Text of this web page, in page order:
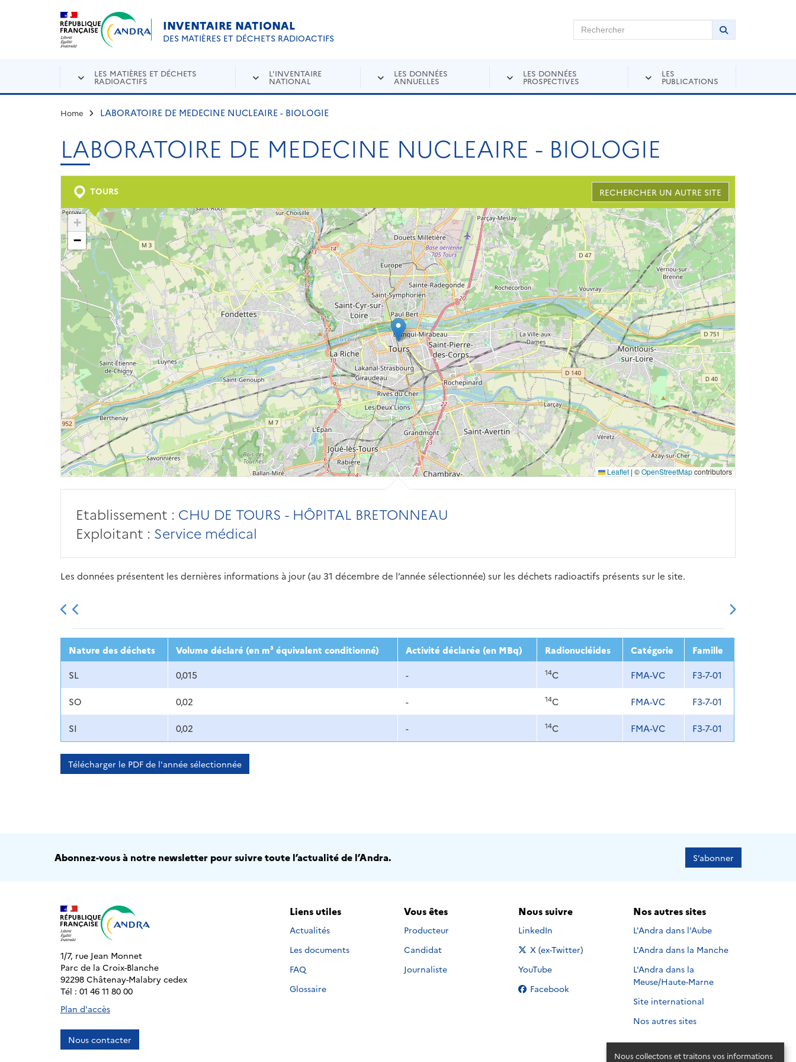
Nous collectons et traitons vos informations
Aller au contenu principal
INVENTAIRE NATIONAL
DES MATIÈRES ET DÉCHETS RADIOACTIFS
Rechercher sur Andra Inventaire Rechercher
Lancer la
LES MATIÈRES ET DÉCHETS
RADIOACTIFS
L'INVENTAIRE
NATIONAL
LES DONNÉES
ANNUELLES
LES DONNÉES
PROSPECTIVES
LES
PUBLICATIONS
Home LABORATOIRE DE MEDECINE NUCLEAIRE - BIOLOGIE
LABORATOIRE DE MEDECINE NUCLEAIRE - BIOLOGIE
TOURS RECHERCHER UN AUTRE SITE
+
−
Leaflet | ©OpenStreetMapcontributors
Etablissement : CHU DE TOURS - HÔPITAL BRETONNEAU
Exploitant : Service médical
Les données présentent les dernières informations à jour (au 31 décembre de l’année sélectionnée) sur les déchets radioactifs présents sur le site.
2013 2014 2015 2016 2017 2018 2019 2020 2021 2022 2023
Nature des déchets Volume déclaré (en m³ équivalent conditionné) Activité déclarée (en MBq) Radionucléides Catégorie
Famille
SL
0,015 - 14C FMA-VC F3-7-01
SO 0,02 - 14C FMA-VC F3-7-01
SI 0,02 - 14C FMA-VC F3-7-01
Télécharger le PDF de l'année sélectionnée
Abonnez-vous à notre newsletter pour suivre toute l’actualité de l’Andra. S’abonner
1/7, rue Jean Monnet
Parc de la Croix-Blanche
92298 Châtenay-Malabry cedex
Tél : 01 46 11 80 00
Plan d'accès
Nous contacter
Liens utiles
Actualités
Les documents
FAQ
Glossaire
Vous êtes
Producteur
Candidat
Journaliste
Nous suivre
Nous suivre sur
LinkedIn
Nous suivre sur
X (ex-Twitter)
Nous suivre sur
YouTube
Nous suivre sur
Facebook
Nos autres sites
L'Andra dans l'Aube
L'Andra dans la Manche
L'Andra dans la
Meuse/Haute-Marne
Site international
Nos autres sites